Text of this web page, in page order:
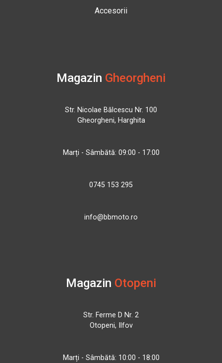
Accesorii
Magazin Gheorgheni
Str. Nicolae Bălcescu Nr. 100
Gheorgheni, Harghita
Marți - Sâmbătă: 09:00 - 17:00
0745 153 295
info@bbmoto.ro
Magazin Otopeni
Str. Ferme D Nr. 2
Otopeni, Ilfov
Marți - Sâmbătă: 10:00 - 18:00